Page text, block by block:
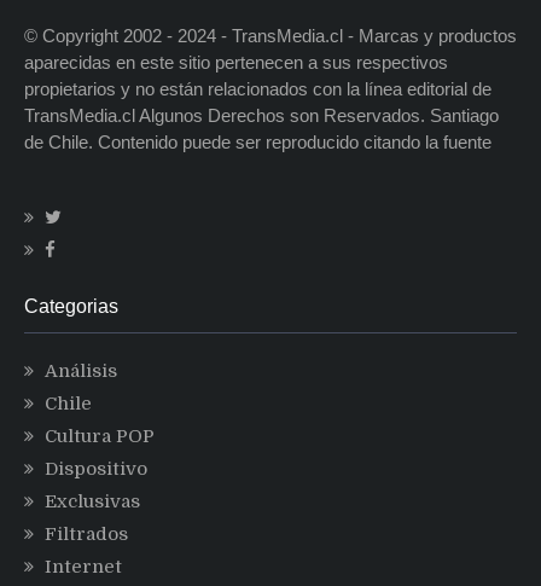
© Copyright 2002 - 2024 - TransMedia.cl - Marcas y productos
aparecidas en este sitio pertenecen a sus respectivos
propietarios y no están relacionados con la línea editorial de
TransMedia.cl Algunos Derechos son Reservados. Santiago
de Chile. Contenido puede ser reproducido citando la fuente
Categorias
Análisis
Chile
Cultura POP
Dispositivo
Exclusivas
Filtrados
Internet